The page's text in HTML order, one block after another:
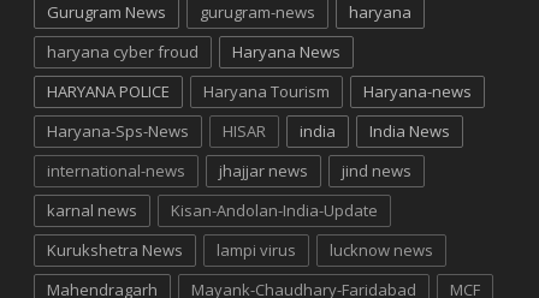
Gurugram News
gurugram-news
haryana
haryana cyber froud
Haryana News
HARYANA POLICE
Haryana Tourism
Haryana-news
Haryana-Sps-News
HISAR india
India News
international-news
jhajjar news
jind news
karnal news
Kisan-Andolan-India-Update
Kurukshetra News
lampi virus
lucknow news
Mahendragarh
Mayank-Chaudhary-Faridabad MCF